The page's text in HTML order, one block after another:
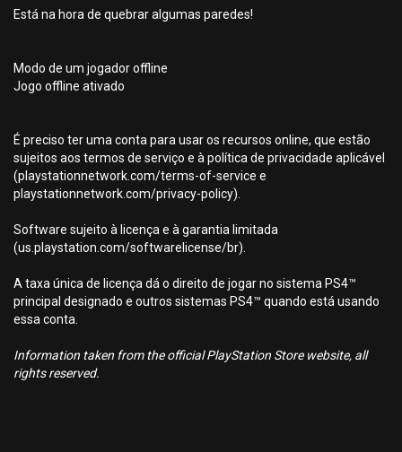
Está na hora de quebrar algumas paredes!
Modo de um jogador offline
Jogo offline ativado
É preciso ter uma conta para usar os recursos online, que estão
sujeitos aos termos de serviço e à política de privacidade aplicável
(playstationnetwork.com/terms-of-service e
playstationnetwork.com/privacy-policy).
Software sujeito à licença e à garantia limitada
(us.playstation.com/softwarelicense/br).
A taxa única de licença dá o direito de jogar no sistema PS4™
principal designado e outros sistemas PS4™ quando está usando
essa conta.
Information taken from the official PlayStation Store website, all
rights reserved.